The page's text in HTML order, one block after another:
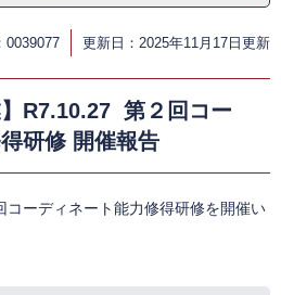
0039077 更新日：2025年11月17日更新
】R7.10.27 第２回コー
研修 開催報告
ーディネート能力修得研修を開催い